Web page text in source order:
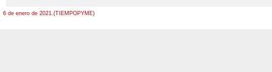
6 de enero de 2021.(TIEMPOPYME)